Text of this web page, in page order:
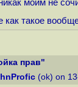
моим не
как такое
прав"
(ok) on